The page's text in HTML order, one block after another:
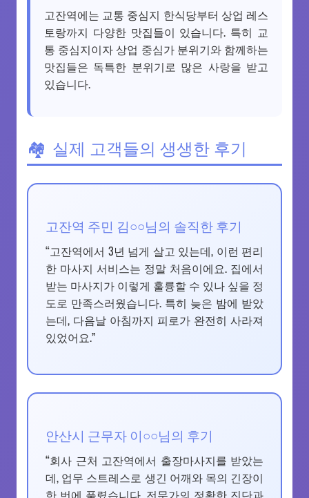
고잔역에는 교통 중심지 한식당부터 상업 레스
토랑까지 다양한 맛집들이 있습니다. 특히 교
통 중심지이자 상업 중심가 분위기와 함께하는
맛집들은 독특한 분위기로 많은 사랑을 받고
있습니다.
실제 고객들의 생생한 후기
고잔역 주민 김○○님의 솔직한 후기
“고잔역에서 3년 넘게 살고 있는데, 이런 편리
한 마사지 서비스는 정말 처음이에요. 집에서
받는 마사지가 이렇게 훌륭할 수 있나 싶을 정
도로 만족스러웠습니다. 특히 늦은 밤에 받았
는데, 다음날 아침까지 피로가 완전히 사라져
있었어요.”
안산시 근무자 이○○님의 후기
“회사 근처 고잔역에서 출장마사지를 받았는
데, 업무 스트레스로 생긴 어깨와 목의 긴장이